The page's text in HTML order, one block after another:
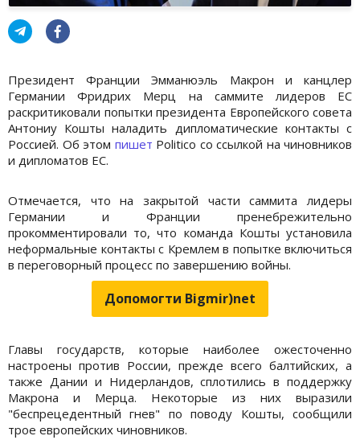
Президент Франции Эмманюэль Макрон и канцлер
Германии Фридрих Мерц на саммите лидеров ЕС
раскритиковали попытки президента Европейского совета
Антониу Кошты наладить дипломатические контакты с
Россией. Об этом пишет Politico со ссылкой на чиновников
и дипломатов ЕС.
Отмечается, что на закрытой части саммита лидеры
Германии и Франции пренебрежительно
прокомментировали то, что команда Кошты установила
неформальные контакты с Кремлем в попытке включиться
в переговорный процесс по завершению войны.
Допомогти Bigmir)net
Главы государств, которые наиболее ожесточенно
настроены против России, прежде всего балтийских, а
также Дании и Нидерландов, сплотились в поддержку
Макрона и Мерца. Некоторые из них выразили
"беспрецедентный гнев" по поводу Кошты, сообщили
трое европейских чиновников.